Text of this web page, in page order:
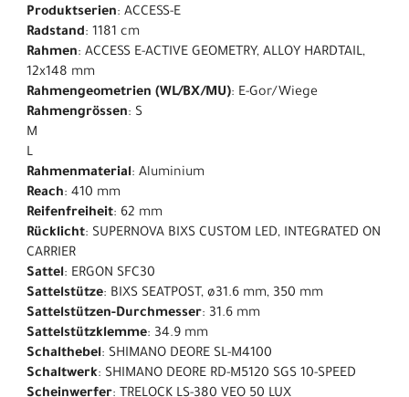
Produktserien: ACCESS-E
Radstand: 1181 cm
Rahmen: ACCESS E-ACTIVE GEOMETRY, ALLOY HARDTAIL,
12x148 mm
Rahmengeometrien (WL/BX/MU): E-Gor/Wiege
Rahmengrössen: S
M
L
Rahmenmaterial: Aluminium
Reach: 410 mm
Reifenfreiheit: 62 mm
Rücklicht: SUPERNOVA BIXS CUSTOM LED, INTEGRATED ON
CARRIER
Sattel: ERGON SFC30
Sattelstütze: BIXS SEATPOST, ø31.6 mm, 350 mm
Sattelstützen-Durchmesser: 31.6 mm
Sattelstützklemme: 34.9 mm
Schalthebel: SHIMANO DEORE SL-M4100
Schaltwerk: SHIMANO DEORE RD-M5120 SGS 10-SPEED